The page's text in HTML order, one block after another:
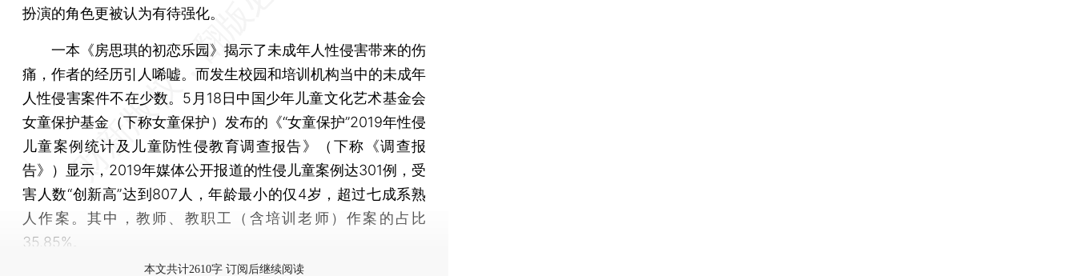
扮演的角色更被认为有待强化。
一本《房思琪的初恋乐园》揭示了未成年人性侵害带来的伤
痛，作者的经历引人唏嘘。而发生校园和培训机构当中的未成年
人性侵害案件不在少数。5月18日中国少年儿童文化艺术基金会
女童保护基金（下称女童保护）发布的《“女童保护”2019年性侵
儿童案例统计及儿童防性侵教育调查报告》（下称《调查报
告》）显示，2019年媒体公开报道的性侵儿童案例达301例，受
害人数“创新高”达到807人，年龄最小的仅4岁，超过七成系熟
人作案。其中，教师、教职工（含培训老师）作案的占比
35.85%。
本文共计2610字 订阅后继续阅读